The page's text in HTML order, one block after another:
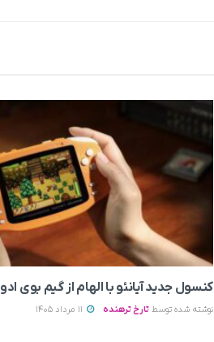
کنسول جدید آیانئو با الهام از گیم بوی
نوشته شده توسط تارخ ترهنده